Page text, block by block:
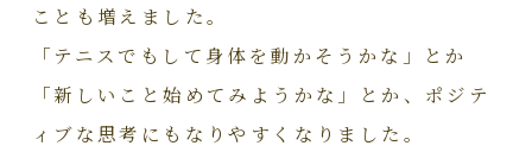
ことも増えました。
「テニスでもして身体を動かそうかな」とか
「新しいこと始めてみようかな」とか、ポジテ
ィブな思考にもなりやすくなりました。